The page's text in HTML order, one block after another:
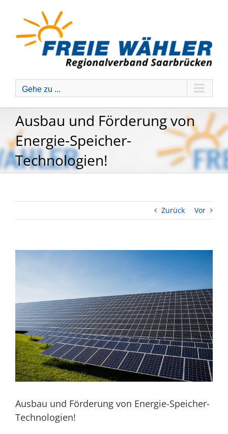
springen
Gehe zu ...
Ausbau und Förderung von
Energie-Speicher-
Technologien!
Zurück Vor
Zeige
Ausbau und Förderung von Energie-Speicher-
Technologien!